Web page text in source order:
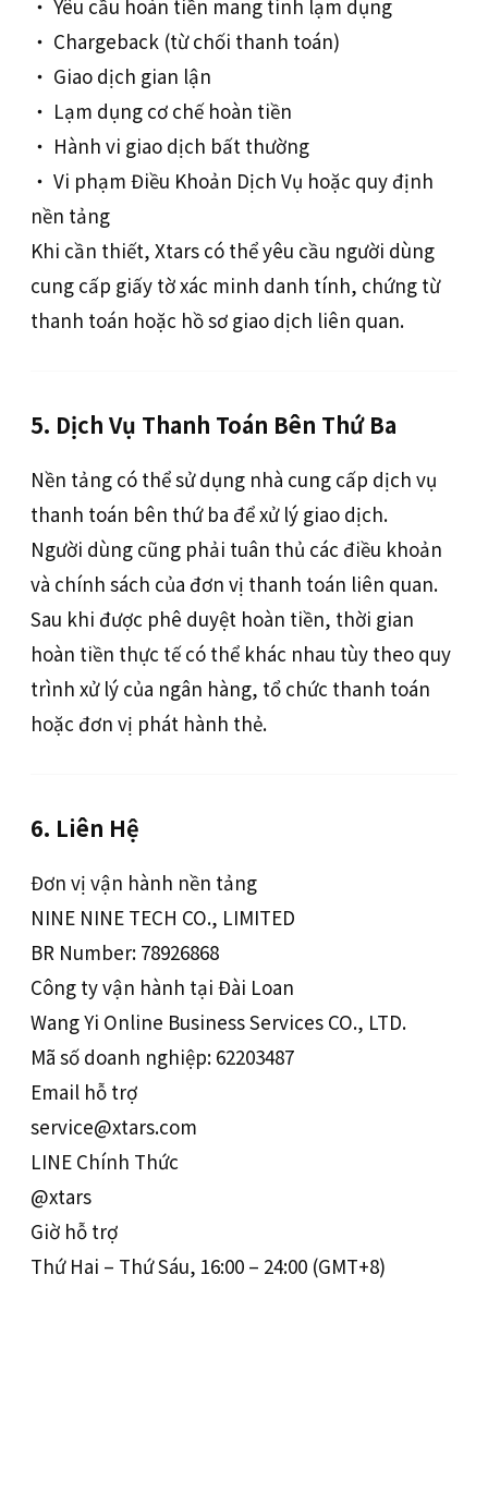
‧ Yêu cầu hoàn tiền mang tính lạm dụng
‧ Chargeback (từ chối thanh toán)
‧ Giao dịch gian lận
‧ Lạm dụng cơ chế hoàn tiền
‧ Hành vi giao dịch bất thường
‧ Vi phạm Điều Khoản Dịch Vụ hoặc quy định
nền tảng
Khi cần thiết, Xtars có thể yêu cầu người dùng
cung cấp giấy tờ xác minh danh tính, chứng từ
thanh toán hoặc hồ sơ giao dịch liên quan.
5. Dịch Vụ Thanh Toán Bên Thứ Ba
Nền tảng có thể sử dụng nhà cung cấp dịch vụ
thanh toán bên thứ ba để xử lý giao dịch.
Người dùng cũng phải tuân thủ các điều khoản
và chính sách của đơn vị thanh toán liên quan.
Sau khi được phê duyệt hoàn tiền, thời gian
hoàn tiền thực tế có thể khác nhau tùy theo quy
trình xử lý của ngân hàng, tổ chức thanh toán
hoặc đơn vị phát hành thẻ.
6. Liên Hệ
Đơn vị vận hành nền tảng
NINE NINE TECH CO., LIMITED
BR Number: 78926868
Công ty vận hành tại Đài Loan
Wang Yi Online Business Services CO., LTD.
Mã số doanh nghiệp: 62203487
Email hỗ trợ
service@xtars.com
LINE Chính Thức
@xtars
Giờ hỗ trợ
Thứ Hai – Thứ Sáu, 16:00 – 24:00 (GMT+8)